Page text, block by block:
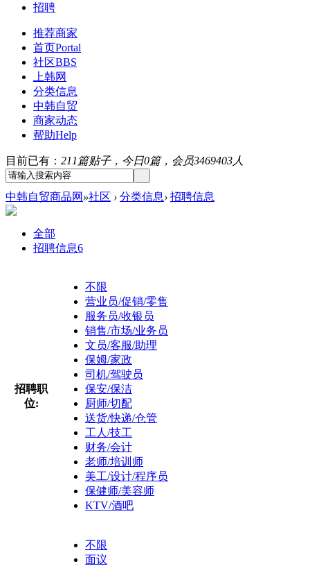
招聘
推荐商家
首页Portal
社区BBS
上韩网
分类信息
中韩自贸
商家动态
帮助Help
目前已有： 211篇贴子，今日0篇，会员3469403人
中韩自贸商品网 »社区 › 分类信息› 招聘信息
全部
招聘信息6
招聘职
位:
不限
营业员/促销/零售
服务员/收银员
销售/市场/业务员
文员/客服/助理
保姆/家政
司机/驾驶员
保安/保洁
厨师/切配
送货/快递/仓管
工人/技工
财务/会计
老师/培训师
美工/设计/程序员
保健师/美容师
KTV/酒吧
不限
面议